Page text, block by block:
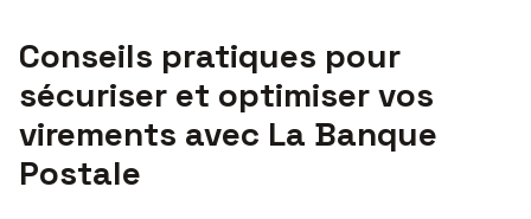
Conseils pratiques pour
sécuriser et optimiser vos
virements avec La Banque
Postale